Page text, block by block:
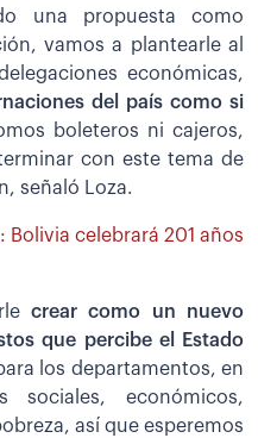
una propuesta como
vamos a plantearle al
económicas,
del país como si
boleteros ni cajeros,
con este tema de
señaló Loza.
Bolivia celebrará 201 años
crear como un nuevo
que percibe el Estado
los departamentos, en
sociales, económicos,
así que esperemos